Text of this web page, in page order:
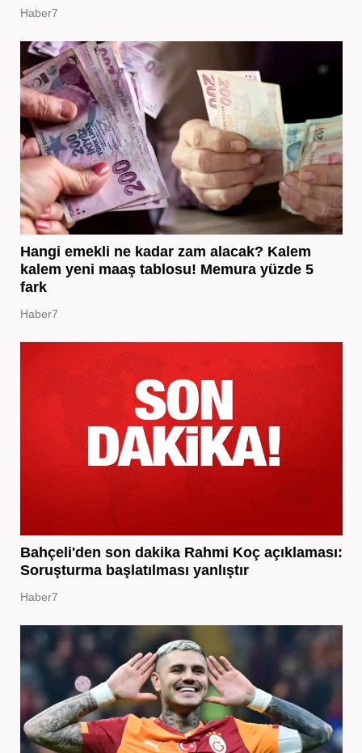
Haber7
Hangi emekli ne kadar zam alacak? Kalem
kalem yeni maaş tablosu! Memura yüzde 5
fark
Haber7
Bahçeli'den son dakika Rahmi Koç açıklaması:
Soruşturma başlatılması yanlıştır
Haber7